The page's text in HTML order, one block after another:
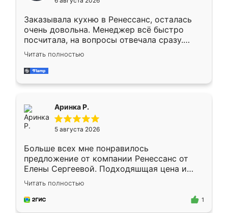
мебели буду заказывать только здесь.
Заказывала кухню в Ренессанс, осталась
очень довольна. Менеджер всё быстро
посчитала, на вопросы отвечала сразу.
Замерщик приехал в субботу, подошёл к
делу со всей ответственностью. Собрали
за день, ребята работали аккуратно, даже
Читать полностью
Аринка Р.
5 августа 2026
Больше всех мне понравилось
предложение от компании Ренессанс от
Елены Сергеевой. Подходяшщая цена и
короткие сроки изготовления. Приехавший
для замера сотрудник Владислав
предложил по моему эскизу самый
Читать полностью
1